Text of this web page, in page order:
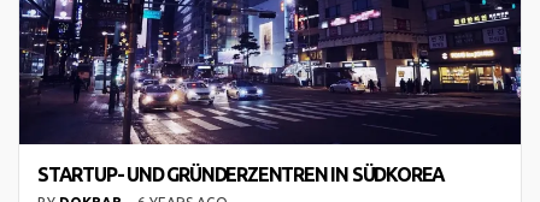
STARTUP- UND GRÜNDERZENTREN IN SÜDKOREA